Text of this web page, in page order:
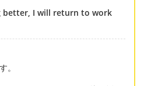
better, I will return to work
。